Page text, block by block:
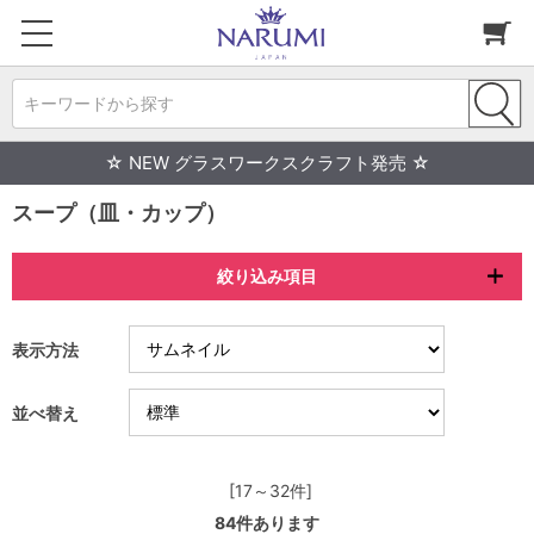
キーワードから探す
☆ NEW グラスワークスクラフト発売 ☆
スープ（皿・カップ）
絞り込み項目
表示方法
並べ替え
[17～32件]
84件あります